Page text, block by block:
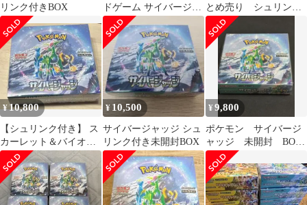
リンク付きBOX
ドゲーム サイバージャ
ッジ シュリンク付き
1box
とめ売り シュリンク
付
¥10,800
【シュリンク付き】 ス
カーレット＆バイオレ
ット 拡張パック サイバ
ージャッジ
¥ 10,500
サイバージャッジ シュ
リンク付き未開封BOX
¥9,800
ポケモン サイバージ
ャッジ 未開封 BOX
シュリンク付き